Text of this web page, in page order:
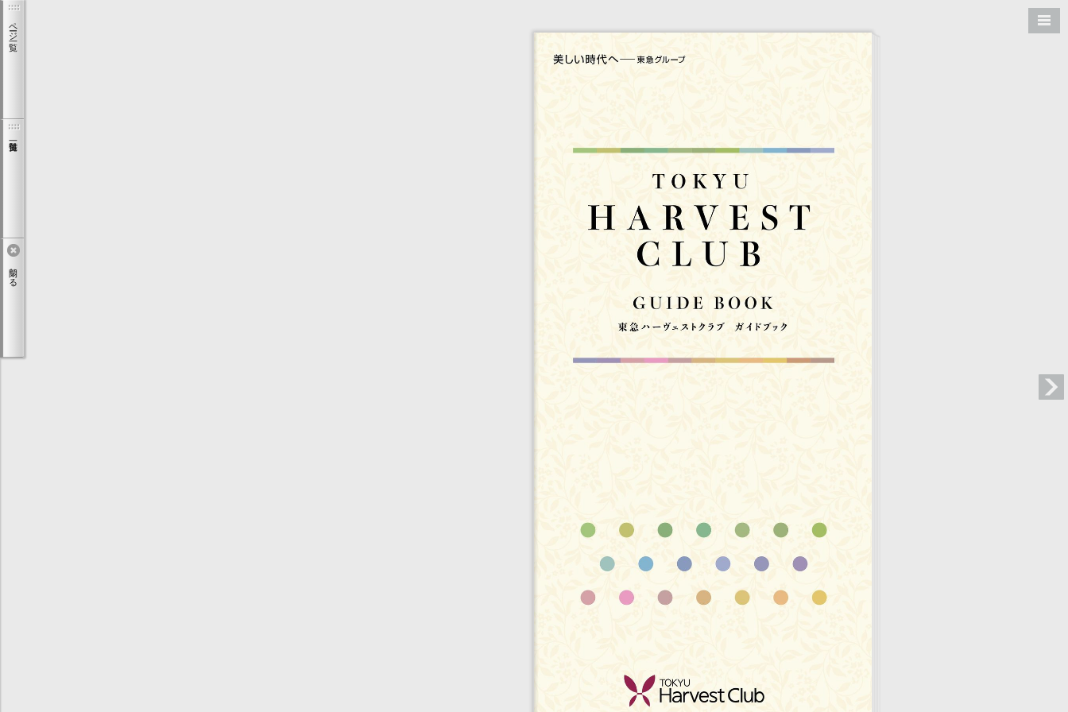
ページ一覧
閉じる